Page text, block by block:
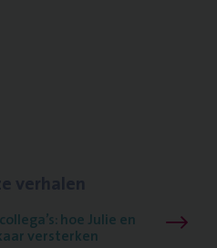
hoe Julie en
versterken